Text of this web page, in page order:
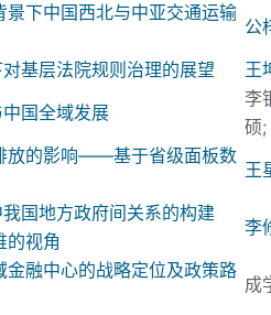
景下中国西北与中亚交通运输
公
基层法院规则治理的展望
王
中国全域发展
李
硕;
放的影响——基于省级面板数
王
我国地方政府间关系的构建
视角
李
金融中心的战略定位及政策路
成